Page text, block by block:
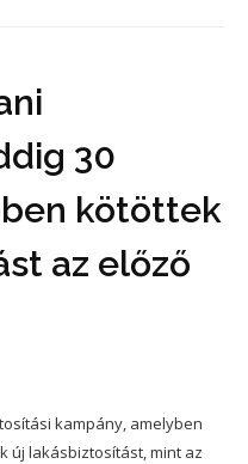
30
kötöttek
az előző
kampány, amelyben
új lakásbiztosítást, mint az